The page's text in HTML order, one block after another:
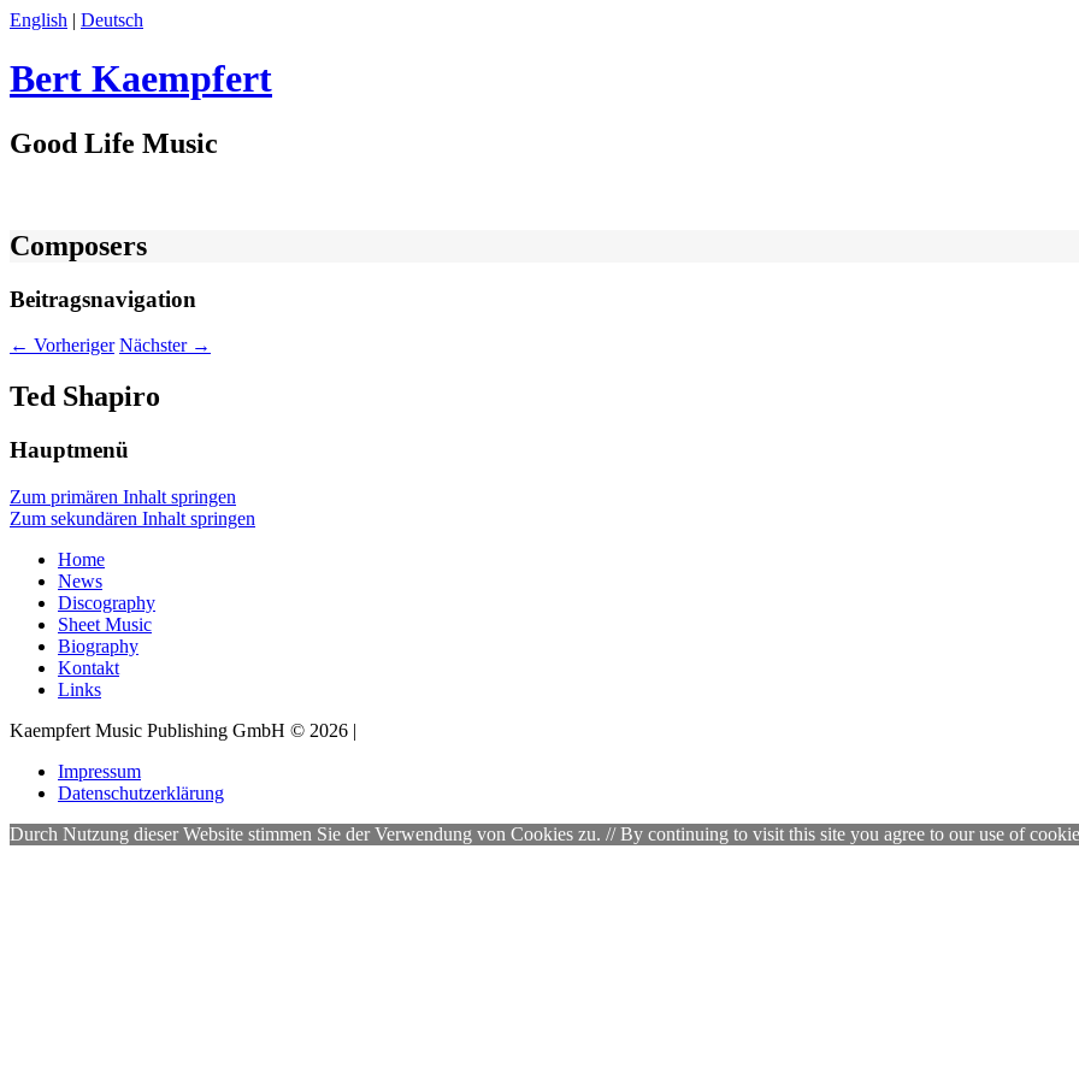
English | Deutsch
Bert Kaempfert
Good Life Music
Composers
Beitragsnavigation
← Vorheriger Nächster →
Ted Shapiro
Hauptmenü
Zum primären Inhalt springen
Zum sekundären Inhalt springen
Home
News
Discography
Sheet Music
Biography
Kontakt
Links
Kaempfert Music Publishing GmbH © 2026 |
Impressum
Datenschutzerklärung
Durch Nutzung dieser Website stimmen Sie der Verwendung von Cookies zu. // By continuing to visit this site you agree to our use of